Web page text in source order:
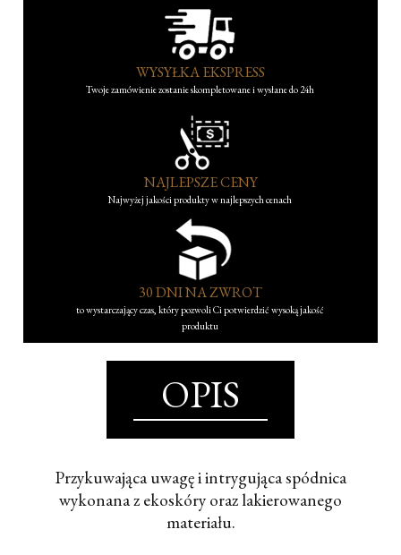
WYSYŁKA EKSPRESS
Twoje zamówienie zostanie skompletowane i wysłane do 24h
NAJLEPSZE CENY
Najwyżej jakości produkty w najlepszych cenach
30 DNI NA ZWROT
to wystarczający czas, który pozwoli Ci potwierdzić wysoką jakość
produktu
OPIS
Przykuwająca uwagę i intrygująca spódnica
wykonana z ekoskóry oraz lakierowanego
materiału.